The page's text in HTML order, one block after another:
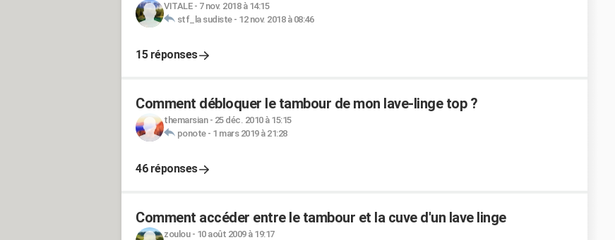
VITALE- 7 nov. 2018 à 14:15
stf_la sudiste- 12 nov. 2018 à 08:46
15 réponses
Comment débloquer le tambour de mon lave-linge top ?
themarsian- 25 déc. 2010 à 15:15
ponote- 1 mars 2019 à 21:28
46 réponses
Comment accéder entre le tambour et la cuve d'un lave linge
zoulou- 10 août 2009 à 19:17